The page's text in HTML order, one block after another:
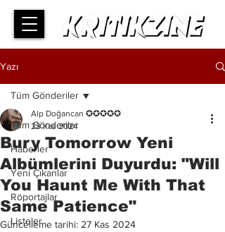
Yazı
Tüm Gönderiler
Haberler
Yeni Çıkanlar
Röportajlar
Listeler
Tüm Gönderiler
Bury Tomorrow Yeni
Albümlerini Duyurdu: "Will
You Haunt Me With That
Same Patience"
Alp Doğancan ✪✪✪✪✪
23 Kas 2024
Güncelleme tarihi: 27 Kas 2024